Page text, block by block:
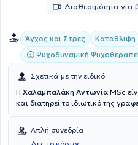
Διαθεσιμότητα για
Άγχος και Στρες Κατάθλιψη
Ψυχοδυναμική
Σχετικά με την ειδικό
Η Χαλαμπαλάκη Αντωνία MSc
και διατηρεί το ιδιωτικό της
Υγείας του Πανεπιστημίου της
πραγματοποίησε και τις
Απλή συνεδρία